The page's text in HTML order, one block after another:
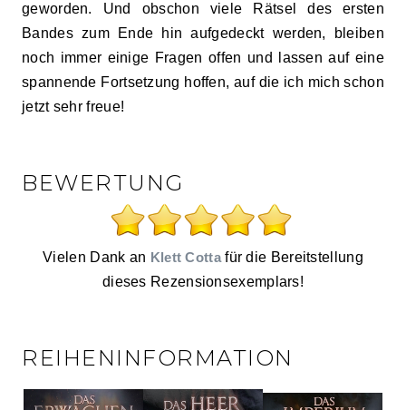
geworden. Und obschon viele Rätsel des ersten
Bandes zum Ende hin aufgedeckt werden, bleiben
noch immer einige Fragen offen und lassen auf eine
spannende Fortsetzung hoffen, auf die ich mich schon
jetzt sehr freue!
BEWERTUNG
Vielen Dank an Klett Cottafür die Bereitstellung
dieses Rezensionsexemplars!
REIHENINFORMATION